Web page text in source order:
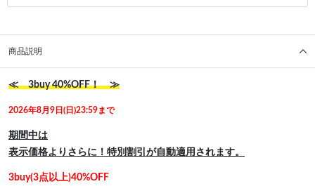
商品説明
≪ 3buy 40%OFF！ ≫
2026年8月9日(日)23:59まで
期間中は
表示価格よりさらに！特別割引が自動適用されます。
3buy(3点以上)40%OFF